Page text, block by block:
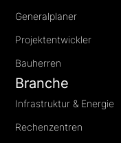
Generalplaner
Projektentwickler
Bauherren
Branche
Infrastruktur & Energie
Rechenzentren